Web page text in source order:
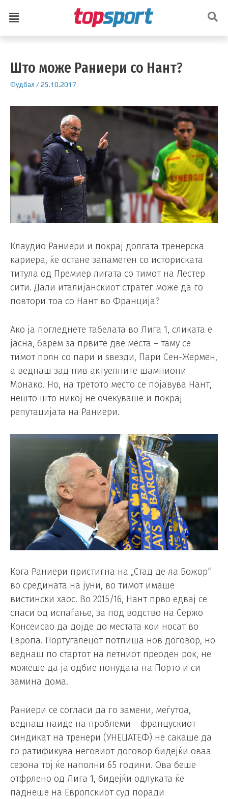
Што може Раниери со Нант?
Фудбал /25.10.2017
Клаудио Раниери и покрај долгата тренерска
кариера, ќе остане запаметен со историската
титула од Премиер лигата со тимот на Лестер
сити. Дали италијанскиот стратег може да го
повтори тоа со Нант во Франција?
Ако ја погледнете табелата во Лига 1, сликата е
јасна, барем за првите две места – таму се
тимот полн со пари и ѕвезди, Пари Сен-Жермен,
а веднаш зад нив актуелните шампиони
Монако. Но, на третото место се појавува Нант,
нешто што никој не очекуваше и покрај
репутацијата на Раниери.
Кога Раниери пристигна на „Стад де ла Божор“
во средината на јуни, во тимот имаше
вистински хаос. Во 2015/16, Нант прво едвај се
спаси од испаѓање, за под водство на Сержо
Консеисао да дојде до местата кои носат во
Европа. Португалецот потпиша нов договор, но
веднаш по стартот на летниот преоден рок, не
можеше да ја одбие понудата на Порто и си
замина дома.
Раниери се согласи да го замени, меѓутоа,
веднаш наиде на проблеми – францускиот
синдикат на тренери (УНЕЦАТЕФ) не сакаше да
го ратификува неговиот договор бидејќи оваа
сезона тој ќе наполни 65 години. Ова беше
отфрлено од Лига 1, бидејќи одлуката ќе
паднеше на Европскиот суд поради